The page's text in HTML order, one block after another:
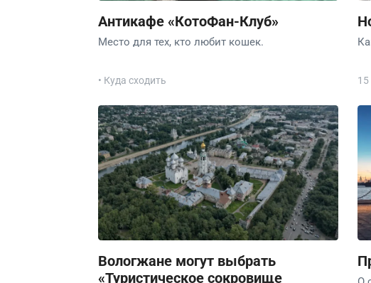
Антикафе «КотоФан-Клуб»
Место для тех, кто любит кошек.
• Куда сходить 15
Вологжане могут выбрать
«Туристическое сокровище